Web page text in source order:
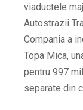
viaductele
Autostrazii
Compania a
Topa Mica,
pentru 997
separate din